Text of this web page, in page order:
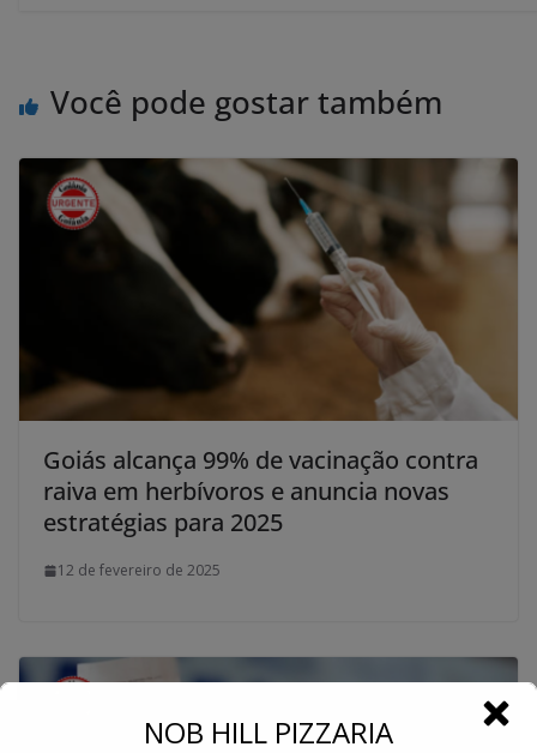
Você pode gostar também
Goiás alcança 99% de vacinação contra
raiva em herbívoros e anuncia novas
estratégias para 2025
12 de fevereiro de 2025
NOB HILL PIZZARIA